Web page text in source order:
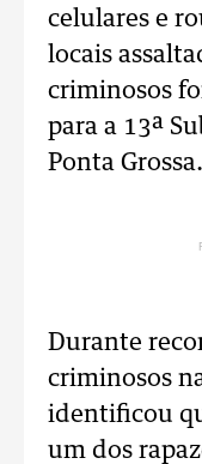
celulares e
locais
criminosos
para a 13ª
Ponta Grossa.
Durante
criminosos
identificou
um dos